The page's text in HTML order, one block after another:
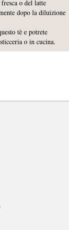
o del latte
dopo la diluizione
tè e potrete
o in cucina.